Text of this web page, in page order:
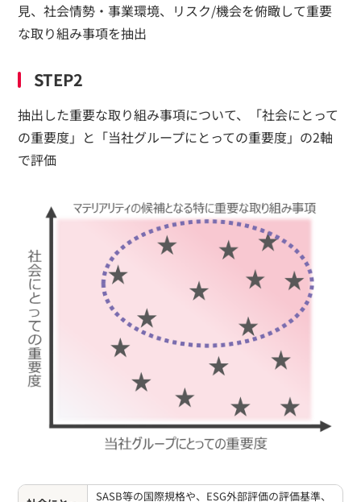
見、社会情勢・事業環境、リスク/機会を俯瞰して重要
な取り組み事項を抽出
STEP2
抽出した重要な取り組み事項について、「社会にとって
の重要度」と「当社グループにとっての重要度」の2軸
で評価
SASB等の国際規格や、ESG外部評価の評価基準、